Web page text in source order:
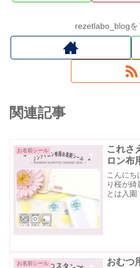
rezetlabo_blogを
関連記事
お名前シール
これさ
ロン布
こんにち
り桜が綺
とは入園
お名前シール
おむつ